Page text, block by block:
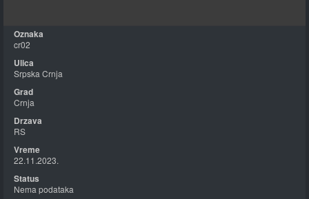
cr02
Srpska Crnja
Crnja
RS
22.11.2023.
Nema podataka